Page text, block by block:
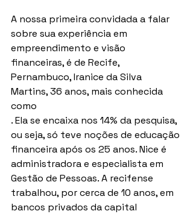
A nossa primeira convidada a falar
sobre sua experiência em
empreendimento e visão
financeiras, é de Recife,
Pernambuco, Iranice da Silva
Martins, 36 anos, mais conhecida
como
. Ela se encaixa nos 14% da pesquisa,
ou seja, só teve noções de educação
financeira após os 25 anos. Nice é
administradora e especialista em
Gestão de Pessoas. A recifense
trabalhou, por cerca de 10 anos, em
bancos privados da capital